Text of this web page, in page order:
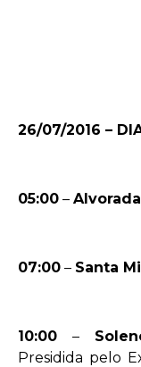
26/07/2016 –
05:00 – Alvorada
07:00 – Santa
10:00 –
Presidida pelo